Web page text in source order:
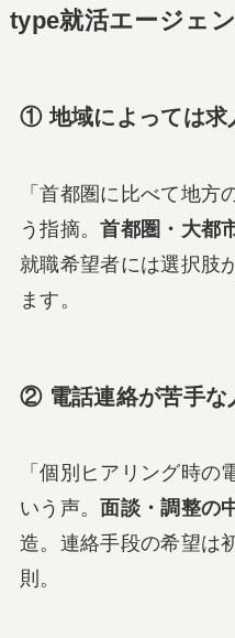
type就活エージェ
① 地域によっては求
「首都圏に比べて地方
う指摘。首都圏・大都
就職希望者には選択肢
ます。
② 電話連絡が苦手な
「個別ヒアリング時の
いう声。 面談・調整の
造。連絡手段の希望は
則。